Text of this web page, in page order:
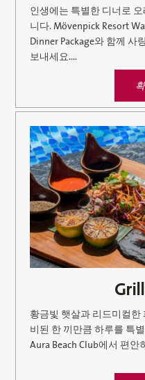
인생에는 특별한 디너로
니다. Mövenpick Resort
Dinner Package와 함께 사
보내세요....
황금빛 햇살과 리드미컬
비된 한 끼만큼 하루를 특
Aura Beach Club에서 편